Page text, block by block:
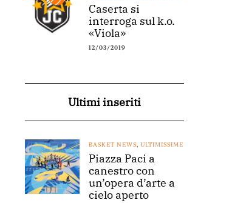
Caserta si
interroga sul k.o.
«Viola»
12/03/2019
Ultimi inseriti
BASKET NEWS, ULTIMISSIME
Piazza Paci a
canestro con
un’opera d’arte a
cielo aperto